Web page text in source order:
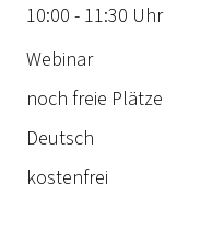
10:00 - 11:30 Uhr
Webinar
noch freie Plätze
Deutsch
kostenfrei